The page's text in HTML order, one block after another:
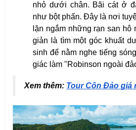
nhỏ dưới chân. Bãi cát ở
như bột phấn. Đây là nơi
lặn ngắm những rạn san
giản là tìm một góc khuất
sinh để nằm nghe tiếng
giác làm "Robinson ngoài
Xem thêm: Tour Côn Đảo giá